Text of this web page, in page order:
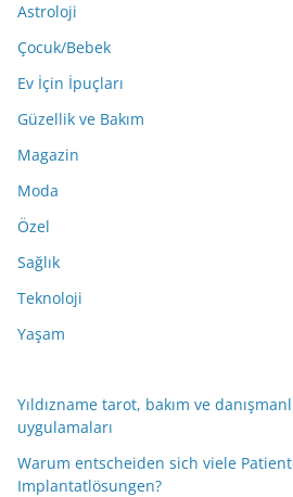
Astroloji
Çocuk/Bebek
Ev İçin İpuçları
Güzellik ve Bakım
Magazin
Moda
Özel
Sağlık
Teknoloji
Yaşam
Yıldızname tarot, bakım ve
uygulamaları
Warum entscheiden sich viele
Implantatlösungen?